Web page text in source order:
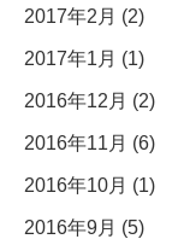
2017年2月 (2)
2017年1月 (1)
2016年12月 (2)
2016年11月 (6)
2016年10月 (1)
2016年9月 (5)